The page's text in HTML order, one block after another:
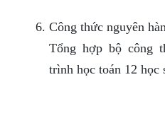
Công thức nguyên
Tổng hợp bộ công
trình học toán 12 học